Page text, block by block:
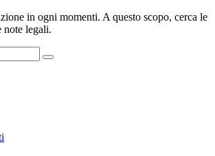
in ogni momenti. A questo scopo, cerca le
note legali.